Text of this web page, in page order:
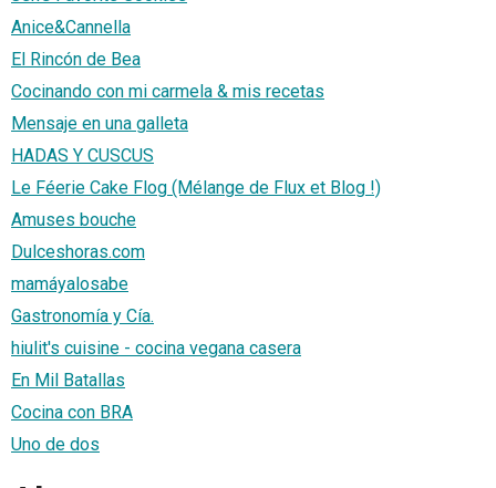
Anice&Cannella
El Rincón de Bea
Cocinando con mi carmela & mis recetas
Mensaje en una galleta
HADAS Y CUSCUS
Le Féerie Cake Flog (Mélange de Flux et Blog !)
Amuses bouche
Dulceshoras.com
mamáyalosabe
Gastronomía y Cía.
hiulit's cuisine - cocina vegana casera
En Mil Batallas
Cocina con BRA
Uno de dos